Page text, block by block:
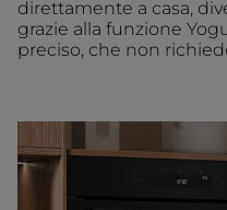
direttamente a casa,
grazie alla funzione
preciso, che non